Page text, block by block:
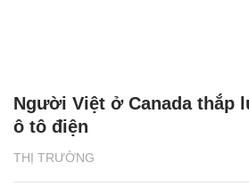
THỊ TRƯỜNG
Người Việt ở Canada thắp
ô tô điện